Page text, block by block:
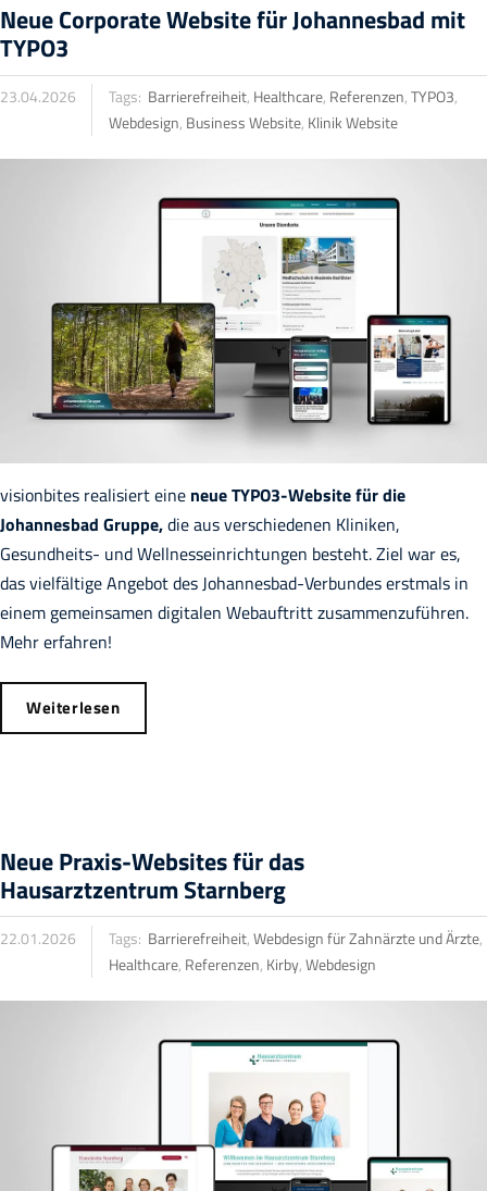
Neue Corporate Website für Johannesbad mit
TYPO3
23.04.2026 Tags: Barrierefreiheit, Healthcare, Referenzen,TYPO3,
Webdesign, Business Website, Klinik Website
visionbites realisiert eine neue TYPO3-Website für die
Johannesbad Gruppe,die aus verschiedenen Kliniken,
Gesundheits- und Wellnesseinrichtungen besteht. Ziel war es,
das vielfältige Angebot des Johannesbad-Verbundes erstmals in
einem gemeinsamen digitalen Webauftritt zusammenzuführen.
Mehr erfahren!
Weiterlesen
Neue Praxis-Websites für das
Hausarztzentrum Starnberg
22.01.2026 Tags: Barrierefreiheit,Webdesign für Zahnärzte und Ärzte,
Healthcare, Referenzen, Kirby,Webdesign